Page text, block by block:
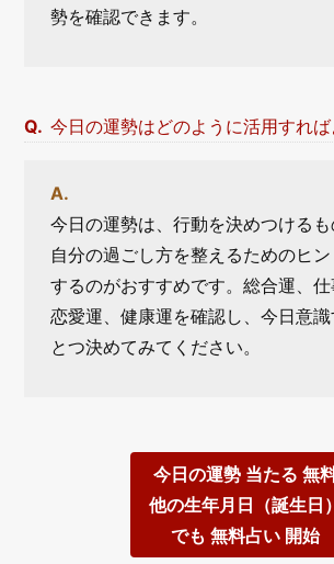
勢を確認できます。
今日の運勢はどのように活用すれば
今日の運勢は、行動を決めつけるも
自分の過ごし方を整えるためのヒ
するのがおすすめです。総合運、仕
恋愛運、健康運を確認し、今日意
とつ決めてみてください。
今日の運勢 当たる 無
他の生年月日（誕生日）
でも 無料占い 開始